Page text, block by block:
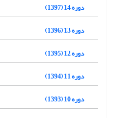
دوره 14 (1397)
دوره 13 (1396)
دوره 12 (1395)
دوره 11 (1394)
دوره 10 (1393)